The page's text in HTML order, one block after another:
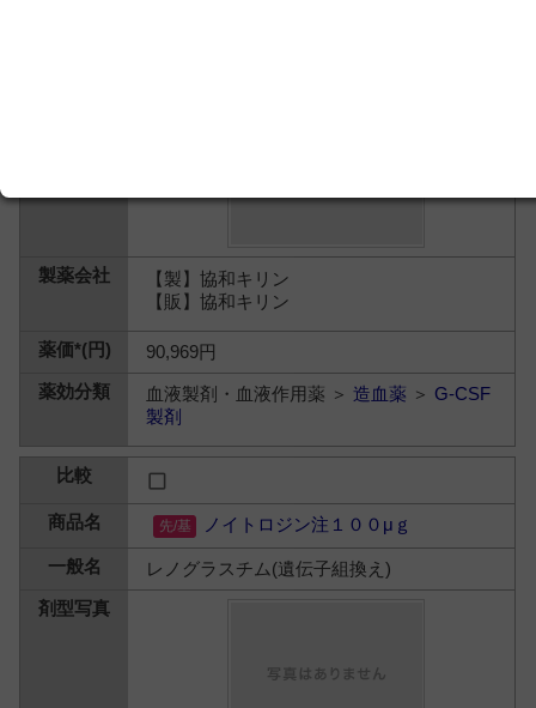
【製】協和キリン
【販】協和キリン
90,969円
血液製剤・血液作用薬 ＞造血薬 ＞ G-CSF
製剤
ノイトロジン注１００μｇ
レノグラスチム(遺伝子組換え)